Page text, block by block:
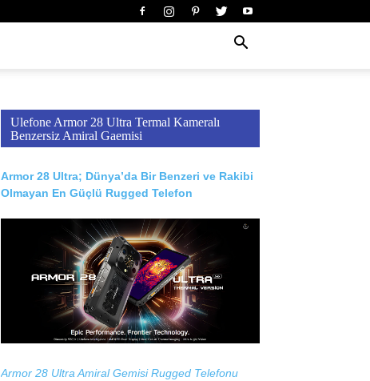
Ulefone Armor 28 Ultra Termal Kameralı
Benzersiz Amiral Gaemisi
Armor 28 Ultra; Dünya’da Bir Benzeri ve Rakibi
Olmayan En Güçlü Rugged Telefon
Armor 28 Ultra Amiral Gemisi Rugged Telefonu